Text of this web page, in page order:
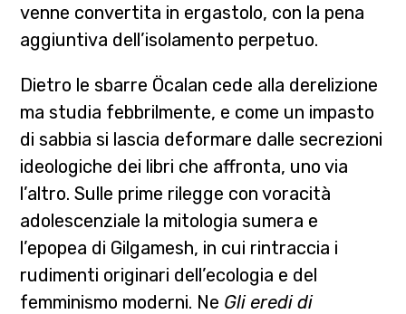
venne convertita in ergastolo, con la pena
aggiuntiva dell’isolamento perpetuo.
Dietro le sbarre Öcalan cede alla derelizione
ma studia febbrilmente, e come un impasto
di sabbia si lascia deformare dalle secrezioni
ideologiche dei libri che affronta, uno via
l’altro. Sulle prime rilegge con voracità
adolescenziale la mitologia sumera e
l’epopea di Gilgamesh, in cui rintraccia i
rudimenti originari dell’ecologia e del
femminismo moderni. Ne Gli eredi di